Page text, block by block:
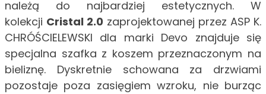
należą do najbardziej estetycznych. W
kolekcji Cristal 2.0 zaprojektowanej przez ASP K.
CHRÓŚCIELEWSKI dla marki Devo znajduje się
specjalna szafka z koszem przeznaczonym na
bieliznę. Dyskretnie schowana za drzwiami
pozostaje poza zasięgiem wzroku, nie burząc